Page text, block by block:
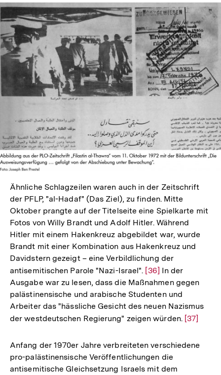
der
Fußnote
In
Lightbox
Ähnliche Schlagzeilen waren auch in der Zeitschrift
der PFLP, "al-Hadaf" (Das Ziel), zu finden. Mitte
Oktober prangte auf der Titelseite eine Spielkarte mit
Fotos von Willy Brandt und Adolf Hitler. Während
Hitler mit einem Hakenkreuz abgebildet war, wurde
Brandt mit einer Kombination aus Hakenkreuz und
Davidstern gezeigt – eine Verbildlichung der
antisemitischen Parole "Nazi-Israel". Zur
Auflösung
der
Fußnote
[36] In der
Ausgabe war zu lesen, dass die Maßnahmen gegen
palästinensische und arabische Studenten und
Arbeiter das "hässliche Gesicht des neuen Nazismus
der westdeutschen Regierung" zeigen würden. Zur
der
[37]
Anfang der 1970er Jahre verbreiteten verschiedene
pro-palästinensische Veröffentlichungen die
antisemitische Gleichsetzung Israels mit dem